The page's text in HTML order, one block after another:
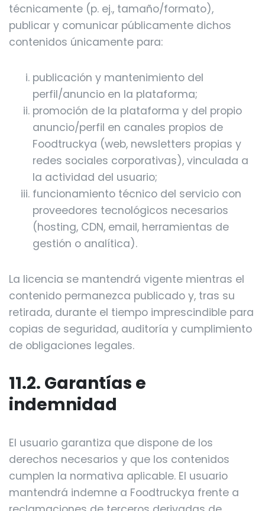
técnicamente (p. ej., tamaño/formato),
publicar y comunicar públicamente dichos
contenidos únicamente para:
publicación y mantenimiento del
perfil/anuncio en la plataforma;
promoción de la plataforma y del propio
anuncio/perfil en canales propios de
Foodtruckya (web, newsletters propias y
redes sociales corporativas), vinculada a
la actividad del usuario;
funcionamiento técnico del servicio con
proveedores tecnológicos necesarios
(hosting, CDN, email, herramientas de
gestión o analítica).
La licencia se mantendrá vigente mientras el
contenido permanezca publicado y, tras su
retirada, durante el tiempo imprescindible para
copias de seguridad, auditoría y cumplimiento
de obligaciones legales.
11.2. Garantías e
indemnidad
El usuario garantiza que dispone de los
derechos necesarios y que los contenidos
cumplen la normativa aplicable. El usuario
mantendrá indemne a Foodtruckya frente a